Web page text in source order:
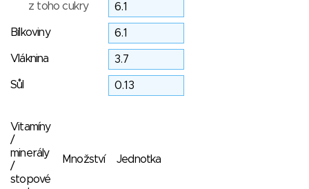
z toho cukry
Bílkoviny
Vláknina
Sůl
Vitamíny
/
minerály
/
stopové
Množství Jednotka